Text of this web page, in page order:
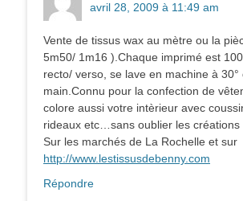
avril 28, 2009 à 11:49 am
Vente de tissus wax au mètre ou la
5m50/ 1m16 ).Chaque imprimé est
recto/ verso, se lave en machine à 30°
main.Connu pour la confection de
colore aussi votre intèrieur avec
rideaux etc…sans oublier les
Sur les marchés de La Rochelle et sur
http://www.lestissusdebenny.com
Répondre